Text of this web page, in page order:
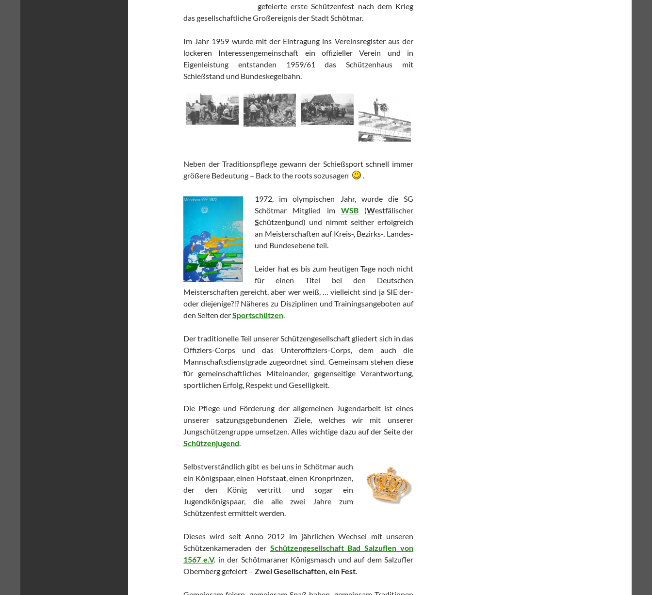
gefeierte erste Schützenfest nach dem Krieg
das gesellschaftliche Großereignis der Stadt Schötmar.
Im Jahr 1959 wurde mit der Eintragung ins Vereinsregister aus der
lockeren Interessengemeinschaft ein offizieller Verein und in
Eigenleistung entstanden 1959/61 das Schützenhaus mit
Schießstand und Bundeskegelbahn.
Neben der Traditionspflege gewann der Schießsport schnell immer
größere Bedeutung – Back to the roots sozusagen
.
1972, im olympischen Jahr, wurde die SG
Schötmar Mitglied im WSB(Westfälischer
Schützenbund) und nimmt seither erfolgreich
an Meisterschaften auf Kreis-, Bezirks-, Landes-
und Bundesebene teil.
Leider hat es bis zum heutigen Tage noch nicht
für einen Titel bei den Deutschen
Meisterschaften gereicht, aber wer weiß, … vielleicht sind ja SIE der-
oder diejenige?!? Näheres zu Disziplinen und Trainingsangeboten auf
den Seiten derSportschützen.
Der traditionelle Teil unserer Schützengesellschaft gliedert sich in das
Offiziers-Corps und das Unteroffiziers-Corps, dem auch die
Mannschaftsdienstgrade zugeordnet sind. Gemeinsam stehen diese
für gemeinschaftliches Miteinander, gegenseitige Verantwortung,
sportlichen Erfolg, Respekt und Geselligkeit.
Die Pflege und Förderung der allgemeinen Jugendarbeit ist eines
unserer satzungsgebundenen Ziele, welches wir mit unserer
Jungschützengruppe umsetzen. Alles wichtige dazu auf der Seite der
Schützenjugend.
Selbstverständlich gibt es bei uns in Schötmar auch
ein Königspaar, einen Hofstaat, einen Kronprinzen,
der den König vertritt und sogar ein
Jugendkönigspaar, die alle zwei Jahre zum
Schützenfest ermittelt werden.
Dieses wird seit Anno 2012 im jährlichen Wechsel mit unseren
Schützenkameraden der Schützengesellschaft Bad Salzuflen von
1567 e.V. in der Schötmaraner Königsmasch und auf dem Salzufler
Obernberg gefeiert – Zwei Gesellschaften, ein Fest.